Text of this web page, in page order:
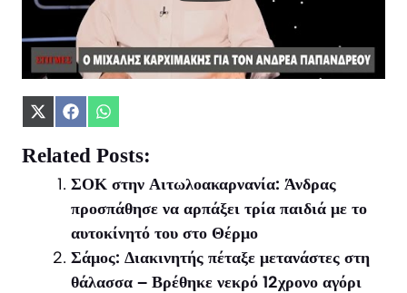
Share
X
(Twitter)
Share
Facebook
Share
WhatsApp
Related Posts:
ΣΟΚ στην Αιτωλοακαρνανία: Άνδρας
προσπάθησε να αρπάξει τρία παιδιά με το
αυτοκίνητό του στο Θέρμο
Σάμος: Διακινητής πέταξε μετανάστες στη
θάλασσα – Βρέθηκε νεκρό 12χρονο αγόρι